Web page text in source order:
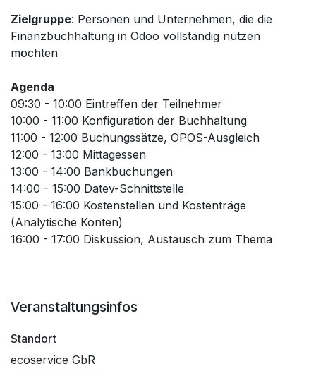
Zielgruppe: Personen und Unternehmen, die die
Finanzbuchhaltung in Odoo vollständig nutzen
möchten
Agenda
09:30 - 10:00 Eintreffen der Teilnehmer
10:00 - 11:00 Konfiguration der Buchhaltung
11:00 - 12:00 Buchungssätze, OPOS-Ausgleich
12:00 - 13:00 Mittagessen
13:00 - 14:00 Bankbuchungen
14:00 - 15:00 Datev-Schnittstelle
15:00 - 16:00 Kostenstellen und Kostenträge
(Analytische Konten)
16:00 - 17:00 Diskussion, Austausch zum Thema
Veranstaltungsinfos
Standort
ecoservice GbR